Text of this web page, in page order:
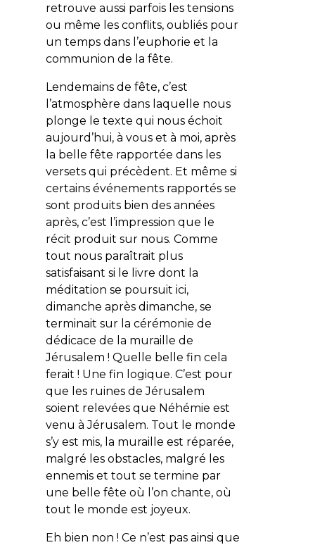
retrouve aussi parfois les tensions
ou même les conflits, oubliés pour
un temps dans l’euphorie et la
communion de la fête.
Lendemains de fête, c’est
l’atmosphère dans laquelle nous
plonge le texte qui nous échoit
aujourd’hui, à vous et à moi, après
la belle fête rapportée dans les
versets qui précèdent. Et même si
certains événements rapportés se
sont produits bien des années
après, c’est l’impression que le
récit produit sur nous. Comme
tout nous paraîtrait plus
satisfaisant si le livre dont la
méditation se poursuit ici,
dimanche après dimanche, se
terminait sur la cérémonie de
dédicace de la muraille de
Jérusalem ! Quelle belle fin cela
ferait ! Une fin logique. C’est pour
que les ruines de Jérusalem
soient relevées que Néhémie est
venu à Jérusalem. Tout le monde
s’y est mis, la muraille est réparée,
malgré les obstacles, malgré les
ennemis et tout se termine par
une belle fête où l’on chante, où
tout le monde est joyeux.
Eh bien non ! Ce n’est pas ainsi que